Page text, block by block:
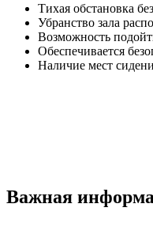
Тихая обстановка
Убранство зала
Возможность
Обеспечивается
Наличие мест
Важная